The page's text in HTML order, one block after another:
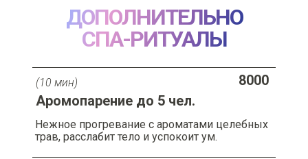
Аромопарение до 5 чел.
Нежное прогревание с ароматами целебных
трав, расслабит тело и успокоит ум.
(10 мин) 8000
ДОПОЛНИТЕЛЬНО
СПА-РИТУАЛЫ